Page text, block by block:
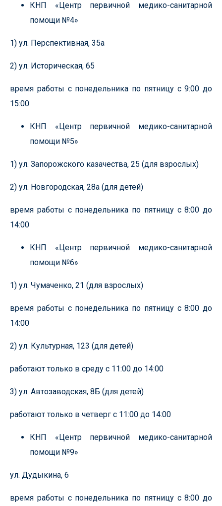
КНП «Центр первичной медико-санитарной
помощи №4»
1) ул. Перспективная, 35а
2) ул. Историческая, 65
время работы с понедельника по пятницу с 9:00 до
15:00
КНП «Центр первичной медико-санитарной
помощи №5»
1) ул. Запорожского казачества, 25 (для взрослых)
2) ул. Новгородская, 28а (для детей)
время работы с понедельника по пятницу с 8:00 до
14:00
КНП «Центр первичной медико-санитарной
помощи №6»
1) ул. Чумаченко, 21 (для взрослых)
время работы с понедельника по пятницу с 8:00 до
14:00
2) ул. Культурная, 123 (для детей)
работают только в среду с 11:00 до 14:00
3) ул. Автозаводская, 8Б (для детей)
работают только в четверг с 11:00 до 14:00
КНП «Центр первичной медико-санитарной
помощи №9»
ул. Дудыкина, 6
время работы с понедельника по пятницу с 8:00 до